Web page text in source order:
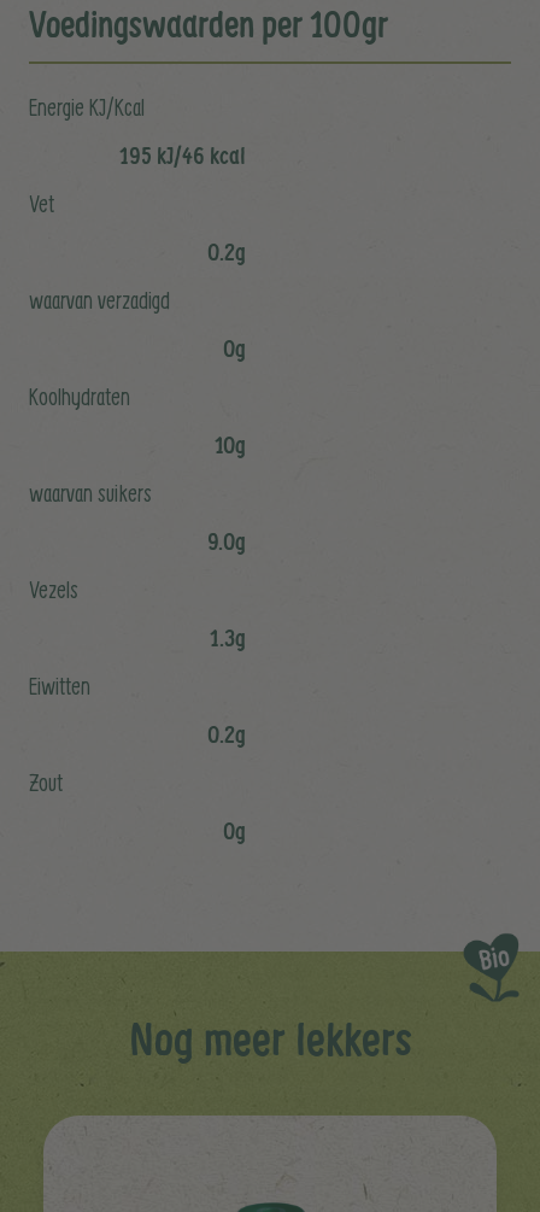
Voedingswaarden per 100gr
Energie KJ/Kcal
195 kJ/46 kcal
Vet
0.2g
waarvan verzadigd
0g
Koolhydraten
10g
waarvan suikers
9.0g
Vezels
1.3g
Eiwitten
0.2g
Zout
0g
Nog meer lekkers